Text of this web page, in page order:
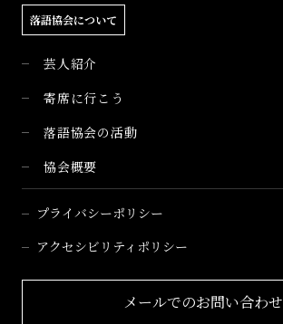
落語協会について
芸人紹介
寄席に行こう
落語協会の活動
協会概要
プライバシーポリシー
アクセシビリティポリシー
メールでのお問い合わせ